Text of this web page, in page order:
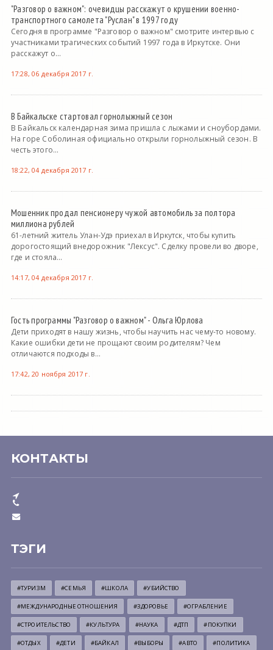
"Разговор о важном": очевидцы расскажут о крушении военно-
транспортного самолета "Руслан" в 1997 году
Сегодня в программе "Разговор о важном" смотрите интервью с
участниками трагических событий 1997 года в Иркутске. Они
расскажут о...
17:28, 06 декабря 2017 г.
В Байкальске стартовал горнолыжный сезон
В Байкальск календарная зима пришла с лыжами и сноубордами.
На горе Соболиная официально открыли горнолыжный сезон. В
честь этого...
18:22, 04 декабря 2017 г.
Мошенник продал пенсионеру чужой автомобиль за полтора
миллиона рублей
61-летний житель Улан-Удэ приехал в Иркутск, чтобы купить
дорогостоящий внедорожник "Лексус". Сделку провели во дворе,
где и стояла...
14:17, 04 декабря 2017 г.
Гость программы "Разговор о важном" - Ольга Юрлова
Дети приходят в нашу жизнь, чтобы научить нас чему-то новому.
Какие ошибки дети не прощают своим родителям? Чем
отличаются подходы в...
17:42, 20 ноября 2017 г.
КОНТАКТЫ
ТЭГИ
#ТУРИЗМ #СЕМЬЯ #ШКОЛА #УБИЙСТВО
#МЕЖДУНАРОДНЫЕ ОТНОШЕНИЯ #ЗДОРОВЬЕ #ОГРАБЛЕНИЕ
#СТРОИТЕЛЬСТВО #КУЛЬТУРА #НАУКА #ДТП #ПОКУПКИ
#ОТДЫХ #ДЕТИ #БАЙКАЛ #ВЫБОРЫ #АВТО #ПОЛИТИКА